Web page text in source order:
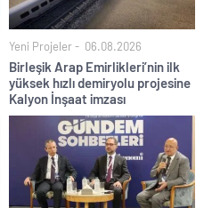
Yeni Projeler 06.08.2026
Birleşik Arap Emirlikleri’nin ilk
yüksek hızlı demiryolu projesine
Kalyon İnşaat imzası